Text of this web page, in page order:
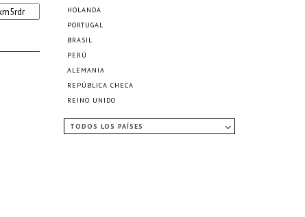
HOLANDA
PORTUGAL
BRASIL
PERÚ
ALEMANIA
REPÚBLICA CHECA
REINO UNIDO
TODOS LOS PAÍSES